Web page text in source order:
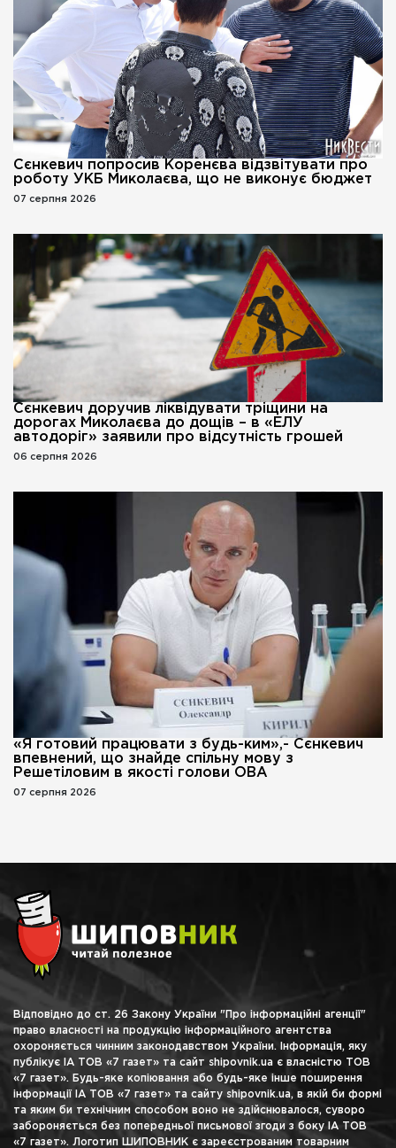
Сєнкевич попросив Коренєва відзвітувати про
роботу УКБ Миколаєва, що не виконує бюджет
07 серпня 2026
Сєнкевич доручив ліквідувати тріщини на
дорогах Миколаєва до дощів – в «ЕЛУ
автодоріг» заявили про відсутність грошей
06 серпня 2026
«Я готовий працювати з будь-ким»,- Сєнкевич
впевнений, що знайде спільну мову з
Решетіловим в якості голови ОВА
07 серпня 2026
Відповідно до ст. 26 Закону України "Про інформаційні агенції"
право власності на продукцію інформаційного агентства
охороняється чинним законодавством України. Інформація, яку
публікує ІА ТОВ «7 газет» та сайт shipovnik.ua є власністю ТОВ
«7 газет». Будь-яке копіювання або будь-яке інше поширення
інформації ІА ТОВ «7 газет» та сайту shipovnik.ua, в якій би формі
та яким би технічним способом воно не здійснювалося, суворо
забороняється без попередньої письмової згоди з боку ІА ТОВ
«7 газет». Логотип ШИПОВНИК є зареєстрованим товарним